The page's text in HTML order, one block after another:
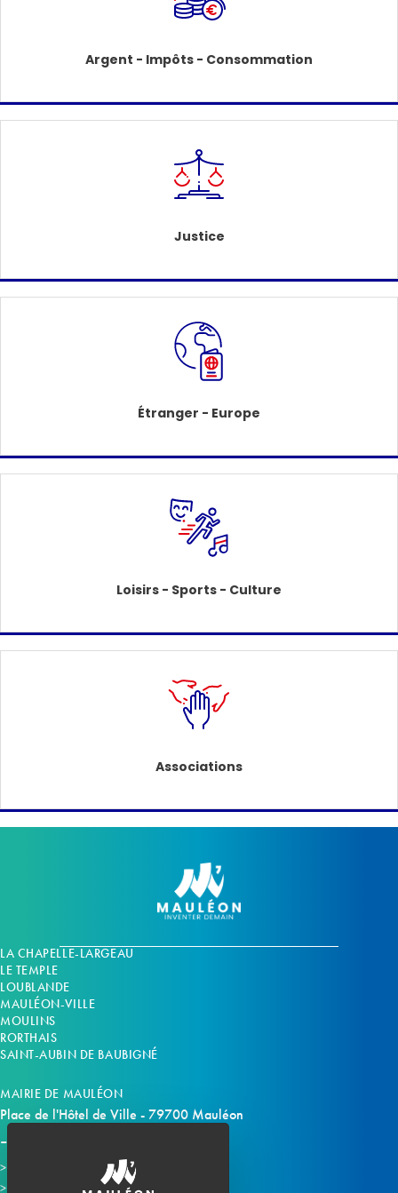
Argent - Impôts - Consommation
Justice
Étranger - Europe
Loisirs - Sports - Culture
Associations
LA CHAPELLE-LARGEAU
LE TEMPLE
LOUBLANDE
MAULÉON-VILLE
MOULINS
RORTHAIS
SAINT-AUBIN DE BAUBIGNÉ
MAIRIE DE MAULÉON
Place de l'Hôtel de Ville - 79700 Mauléon
Horaires d'ouverture
Contacter la mairie